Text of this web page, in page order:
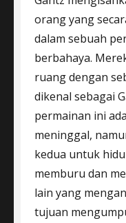
orang yang
dalam sebuah
berbahaya.
ruang dengan
dikenal sebagai
permainan ini
meninggal,
kedua untuk
memburu dan
lain yang
tujuan